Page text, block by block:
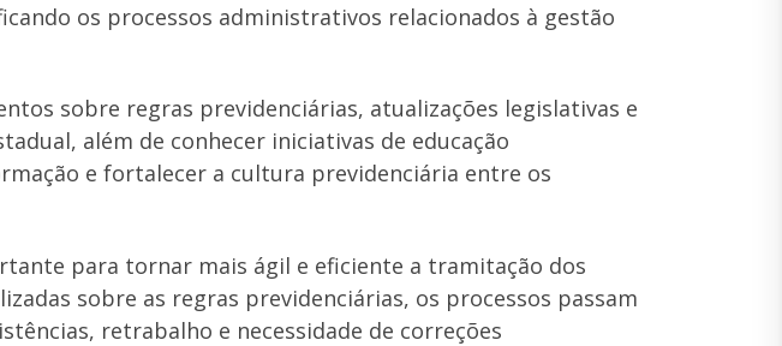
os processos administrativos relacionados à gestão
sobre regras previdenciárias, atualizações legislativas e
além de conhecer iniciativas de educação
e fortalecer a cultura previdenciária entre os
para tornar mais ágil e eficiente a tramitação dos
sobre as regras previdenciárias, os processos passam
retrabalho e necessidade de correções